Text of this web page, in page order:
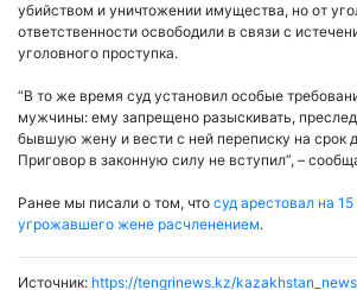
убийством и уничтожении имущества, но от
ответственности освободили в связи с
уголовного проступка.
“В то же время суд установил особые
мужчины: ему запрещено разыскивать,
бывшую жену и вести с ней переписку на срок
Приговор в законную силу не вступил”, –
Ранее мы писали о том, что суд арестовал на
угрожавшего жене расчленением.
Источник: https://tengrinews.kz/